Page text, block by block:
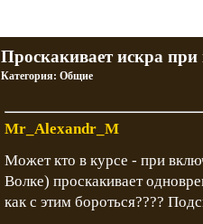
Проскакивает искра
Категория: Общие
Mr_Alexandr_M
Может кто в курсе - при
Волке) проскакивает
как с этим бороться????